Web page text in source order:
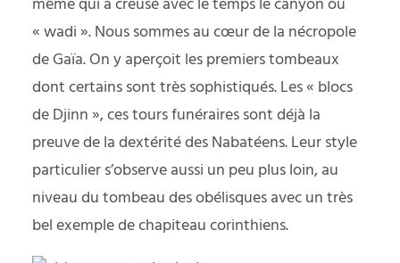
même qui a creusé avec le temps le canyon ou
« wadi ». Nous sommes au cœur de la nécropole
de Gaïa. On y aperçoit les premiers tombeaux
dont certains sont très sophistiqués. Les « blocs
de Djinn », ces tours funéraires sont déjà la
preuve de la dextérité des Nabatéens. Leur style
particulier s’observe aussi un peu plus loin, au
niveau du tombeau des obélisques avec un très
bel exemple de chapiteau corinthiens.